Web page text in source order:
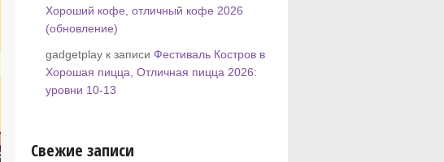
Хороший кофе, отличный кофе 2026
(обновление)
gadgetplay к записи Фестиваль Костров в
Хорошая пицца, Отличная пицца 2026:
уровни 10-13
Свежие записи